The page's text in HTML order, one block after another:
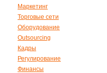
Маркетинг
Торговые сети
Оборудование
Outsourcing
Кадры
Регулирование
Финансы